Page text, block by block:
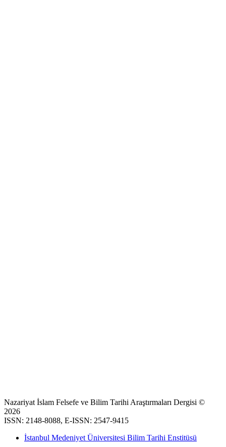
Nazariyat İslam Felsefe ve Bilim Tarihi Araştırmaları Dergisi ©
2026
ISSN: 2148-8088, E-ISSN: 2547-9415
İstanbul Medeniyet Üniversitesi Bilim Tarihi Enstitüsü